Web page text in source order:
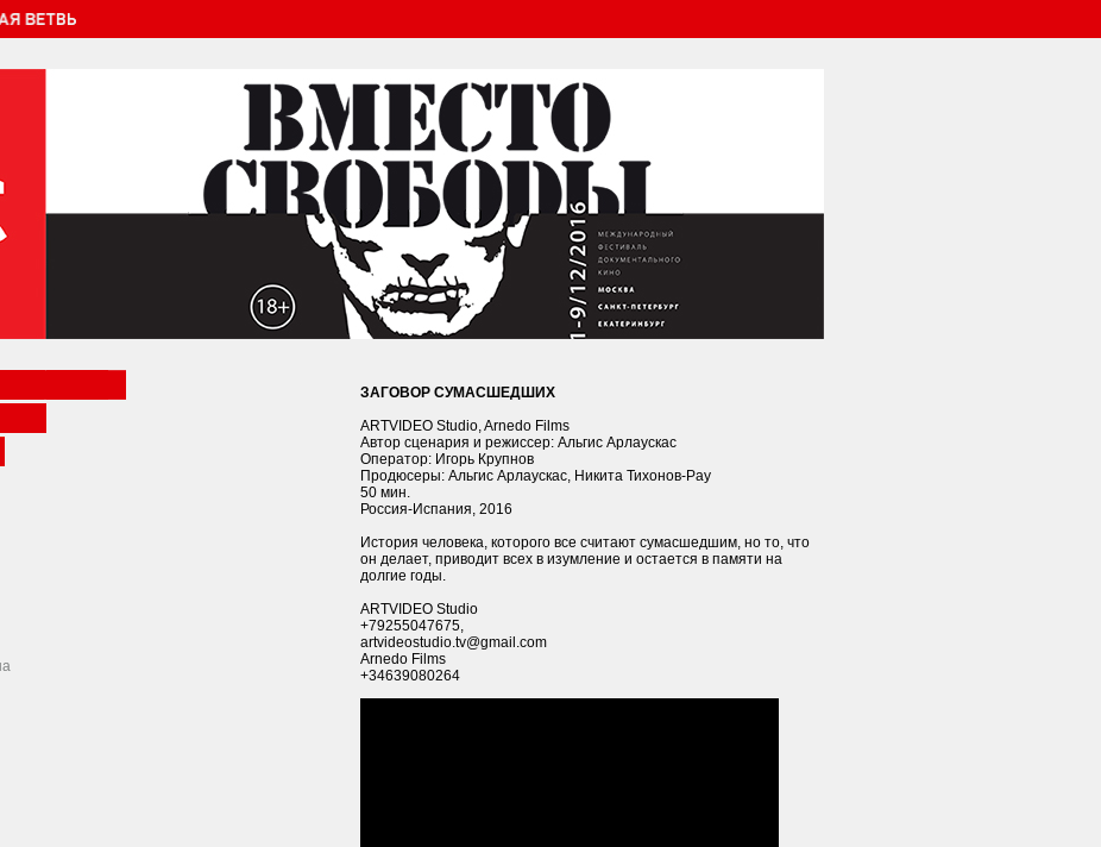
ЗАГОВОР СУМАСШЕДШИХ
ARTVIDEO Studio, Arnedo Films
Автор сценария и режиссер: Альгис Aрлаускас
Оператор: Игорь Крупнов
Продюсеры: Альгис Aрлаускас, Никита Тихонов-Рау
50 мин.
Россия-Испания, 2016
История человека, которого все считают сумасшедшим, но то, что
он делает, приводит всех в изумление и остается в памяти на
долгие годы.
ARTVIDEO Studio
+79255047675,
artvideostudio.tv@gmail.com
Arnedo Films
+34639080264